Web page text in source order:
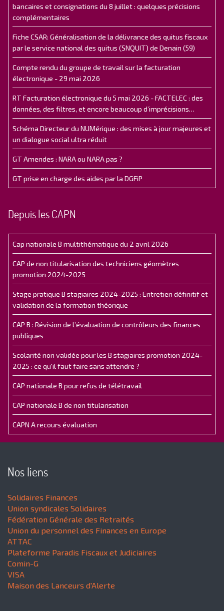
bancaires et consignations du 8 juillet : quelques précisions
complémentaires
Fiche CSAR: Généralisation de la délivrance des quitus fiscaux
par le service national des quitus (SNQUIT) de Denain (59)
Compte rendu du groupe de travail sur la facturation
électronique - 29 mai 2026
RT Facturation électronique du 5 mai 2026 - FACTELEC : des
données, des filtres, et encore beaucoup d’imprécisions…
Schéma Directeur du NUMérique : des mises à jour majeures et
un dialogue social ultra réduit
GT Amendes : NARA ou NARA pas ?
GT prise en charge des aides par la DGFiP
Depuis les CAPN
Cap nationale B multithématique du 2 avril 2026
CAP de non titularisation des techniciens géomètres
promotion 2024-2025
Stage pratique B stagiaires 2024-2025 : Entretien définitif et
validation de la formation théorique
CAP B : Révision de l’évaluation de contrôleurs des finances
publiques
Scolarité non validée pour les B stagiaires promotion 2024-
2025 : ce qu'il faut faire sans attendre ?
CAP nationale B pour refus de télétravail
CAP nationale B de non titularisation
CAPN A recours évaluation
Nos liens
Solidaires Finances
Union syndicales Solidaires
Fédération Générale des Retraités
Union du personnel des Finances en Europe
ATTAC
Plateforme Paradis Fiscaux et Judiciaires
Comin-G
VISA
Maison des Lanceurs d'Alerte